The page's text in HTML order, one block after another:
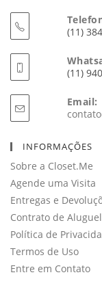
(11)
(11)
Email:
INFORMAÇÕES
Sobre a Closet.Me
Agende uma Visita
Entregas e
Contrato de Aluguel
Política de
Termos de Uso
Entre em Contato